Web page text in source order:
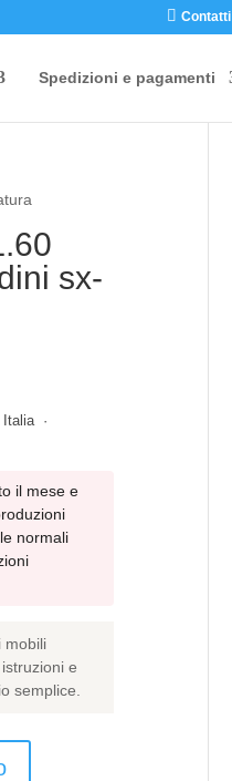
Contatti
Spedizioni e pagamenti
sx-
Italia·
il mese e
normali
e
semplice.